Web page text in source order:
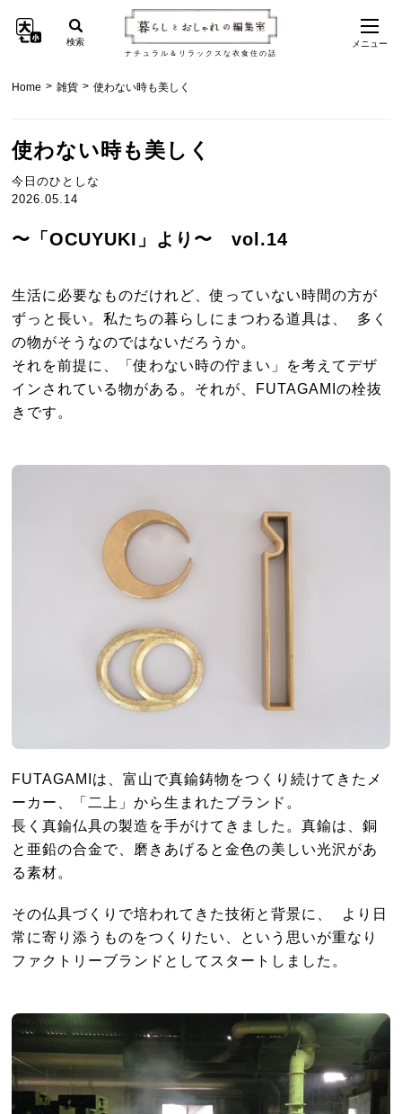
ナチュラル＆リラックスな衣食住の話
検索 メニュー
Home > 雑貨 > 使わない時も美しく
使わない時も美しく
今日のひとしな
2026.05.14
〜「OCUYUKI」より〜 vol.14
生活に必要なものだけれど、使っていない時間の方が
ずっと長い。私たちの暮らしにまつわる道具は、 多く
の物がそうなのではないだろうか。
それを前提に、「使わない時の佇まい」を考えてデザ
インされている物がある。それが、FUTAGAMIの栓抜
きです。
FUTAGAMIは、富山で真鍮鋳物をつくり続けてきたメ
ーカー、「二上」から生まれたブランド。
長く真鍮仏具の製造を手がけてきました。真鍮は、銅
と亜鉛の合金で、磨きあげると金色の美しい光沢があ
る素材。
その仏具づくりで培われてきた技術と背景に、 より日
常に寄り添うものをつくりたい、という思いが重なり
ファクトリーブランドとしてスタートしました。